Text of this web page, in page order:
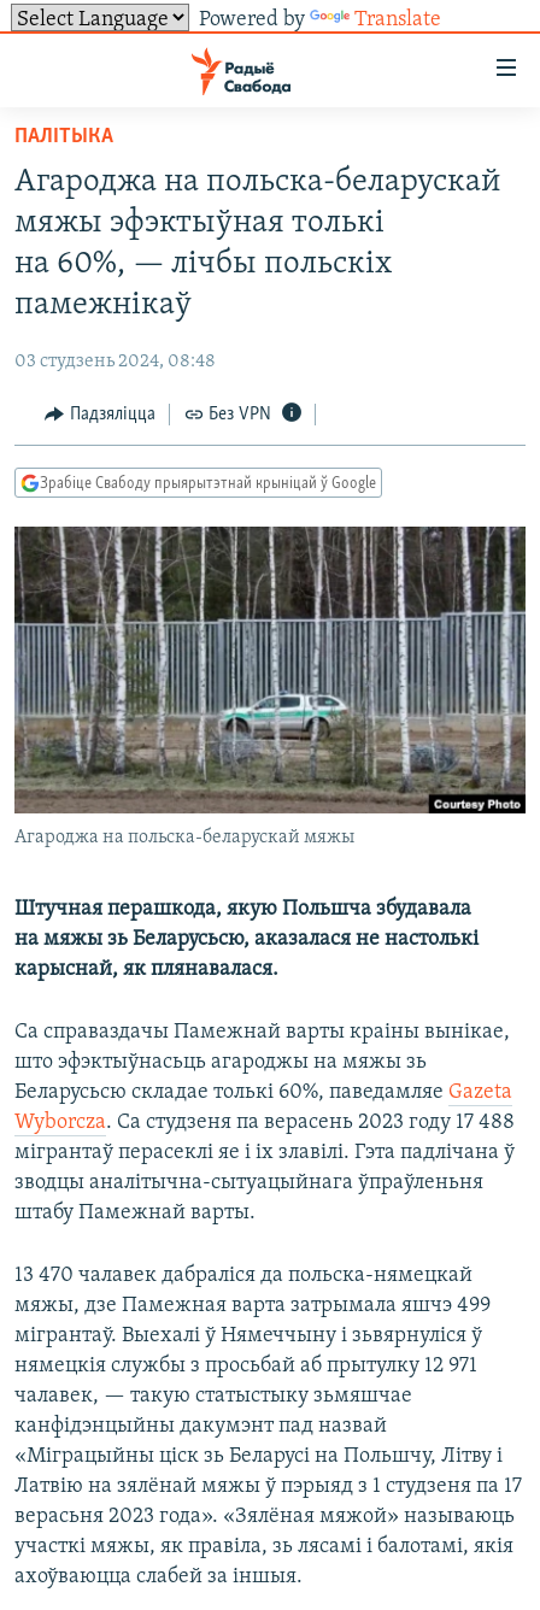
Powered by Translate
ўнівэрсальнага
доступу
Перайсьці
да
галоўнага
зьместу
да
галоўнай
навігацыі
Перайсьці
да
пошуку
УСЕ НАВІНЫ
ВІДЭА І ФОТА
ЭКАНОМІКА
ВАЙНА
БЕЛАРУСЫ НА ВАЙНЕ
КУЛЬТУРА
КАЛЯНДАР
ТОЛЬКІ НА СВАБОДЗЕ
ПАДКАСТЫ
КНІГІ
АЎДЫЁКНІГІ
МОВА
НА ХВАЛЯХ СВАБОДЫ
СУВЯЗЬ
АБЫСЬЦІ БЛЯКАВАНЬНЕ
ПАДПІСАЦЦА
ПАДКАСТЫ
FACEBOOK
TWITTER
САЧЫЦЕ ЗА АБНАЎЛЕНЬНЯМІ
ПАЛІТЫКА
Агароджа на польска-беларускай
мяжы эфэктыўная толькі
на 60%, — лічбы польскіх
памежнікаў
03 студзень 2024, 08:48
Падзяліцца Без VPN
Зрабіце Свабоду прыярытэтнай крыніцай ў Google
Агароджа на польска-беларускай мяжы
Штучная перашкода, якую Польшча збудавала
на мяжы зь Беларусьсю, аказалася не настолькі
карыснай, як плянавалася.
Са справаздачы Памежнай варты краіны вынікае,
што эфэктыўнасьць агароджы на мяжы зь
Беларусьсю складае толькі 60%, паведамляе Gazeta
Wyborcza. Са студзеня па верасень 2023 году 17 488
мігрантаў перасеклі яе і іх злавілі. Гэта падлічана ў
зводцы аналітычна-сытуацыйнага ўпраўленьня
штабу Памежнай варты.
13 470 чалавек дабраліся да польска-нямецкай
мяжы, дзе Памежная варта затрымала яшчэ 499
мігрантаў. Выехалі ў Нямеччыну і зьвярнуліся ў
нямецкія службы з просьбай аб прытулку 12 971
чалавек, — такую статыстыку зьмяшчае
канфідэнцыйны дакумэнт пад назвай
«Міграцыйны ціск зь Беларусі на Польшчу, Літву і
Латвію на зялёнай мяжы ў пэрыяд з 1 студзеня па 17
верасьня 2023 года». «Зялёная мяжой» называюць
участкі мяжы, як правіла, зь лясамі і балотамі, якія
ахоўваюцца слабей за іншыя.